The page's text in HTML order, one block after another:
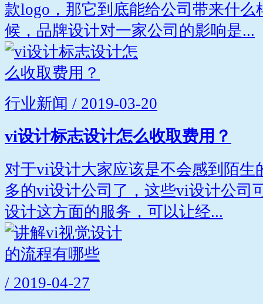
款logo，那它到底能给公司带来什么
候，品牌设计对一家公司的影响是...
行业新闻 / 2019-03-20
vi设计标志设计怎么收取费用？
对于vi设计大家应该是不会感到陌生
多的vi设计公司了，这些vi设计公司
设计这方面的服务，可以让经...
/ 2019-04-27